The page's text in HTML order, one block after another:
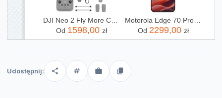
DJI Neo 2 Fly More Combo (RC-N3)
Od 1598,00 zł
Motorola Edge 70 Pro 8/256GB Bordowy
Od 2299,00 zł
Udostępnij: